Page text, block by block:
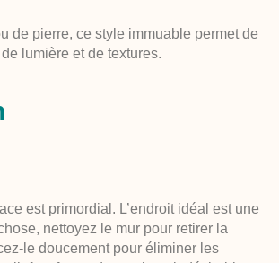
de pierre, ce style immuable permet de
lumière et de textures.
est primordial. L’endroit idéal est une
nettoyez le mur pour retirer la
le doucement pour éliminer les